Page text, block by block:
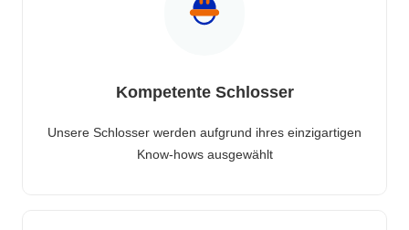
Kompetente Schlosser
Unsere Schlosser werden aufgrund ihres einzigartigen
Know-hows ausgewählt